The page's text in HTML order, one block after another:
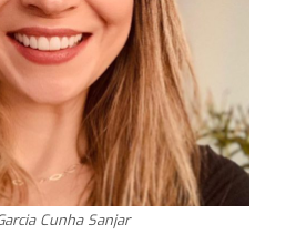
Cunha Sanjar